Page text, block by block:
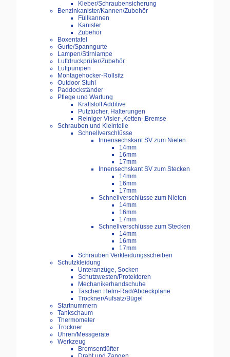
Kleber/Schraubensicherung
Benzinkanister/Kannen/Zubehör
Füllkannen
Kanister
Zubehör
Boxentafel
Gurte/Spanngurte
Lampen/Stirnlampe
Luftdruckprüfer/Zubehör
Luftpumpen
Montagehocker-Rollsitz
Outdoor Stuhl
Paddockständer
Pflege und Wartung
Kraftstoff Additive
Putztücher, Halterungen
Reiniger Visier-,Ketten-,Bremse
Schrauben und Kleinteile
Schnellverschlüsse
Innensechskant SV zum Nieten
14mm
16mm
17mm
Innensechskant SV zum Stecken
14mm
16mm
17mm
Schnellverschlüsse zum Nieten
14mm
16mm
17mm
Schnellverschlüsse zum Stecken
14mm
16mm
17mm
Schrauben Verkleidungsscheiben
Schutzkleidung
Unteranzüge, Socken
Schutzwesten/Protektoren
Mechanikerhandschuhe
Taschen Helm-Rad/Abdeckplane
Trockner/Aufsatz/Bügel
Startnummern
Tankschaum
Thermometer
Trockner
Uhren/Messgeräte
Werkzeug
Bremsentlüfter